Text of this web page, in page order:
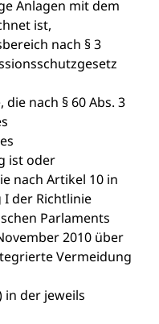
Anlagen mit dem
ist,
nach § 3
nach § 60 Abs. 3
ist oder
nach Artikel 10 in
der Richtlinie
Parlaments
2010 über
Vermeidung
der jeweils